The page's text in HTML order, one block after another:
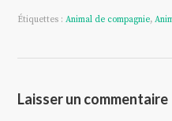
Étiquettes :Animal de compagnie,
Laisser un commentaire